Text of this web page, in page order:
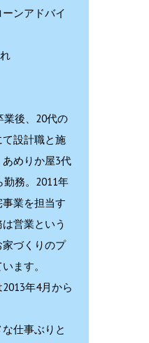
ンアドバイ
業後、20代の
設計職と施
めりか屋3代
勤務。2011年
業を担当す
営業という
づくりのプ
ます。
年4月から
仕事ぶりと